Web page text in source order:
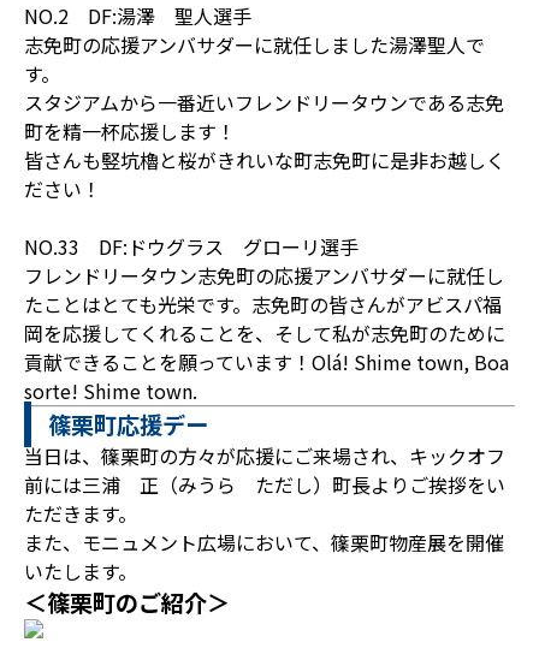
NO.2 DF:湯澤 聖人選手
志免町の応援アンバサダーに就任しました湯澤聖人で
す。
スタジアムから一番近いフレンドリータウンである志免
町を精一杯応援します！
皆さんも竪坑櫓と桜がきれいな町志免町に是非お越しく
ださい！
NO.33 DF:ドウグラス グローリ選手
フレンドリータウン志免町の応援アンバサダーに就任し
たことはとても光栄です。志免町の皆さんがアビスパ福
岡を応援してくれることを、そして私が志免町のために
貢献できることを願っています！Olá! Shime town, Boa
sorte! Shime town.
篠栗町応援デー
当日は、篠栗町の方々が応援にご来場され、キックオフ
前には三浦 正（みうら ただし）町長よりご挨拶をい
ただきます。
また、モニュメント広場において、篠栗町物産展を開催
いたします。
＜篠栗町のご紹介＞